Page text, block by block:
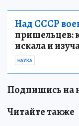
Над СССР
пришельцев:
искала и
НАУКА
Подпишись на
Читайте также